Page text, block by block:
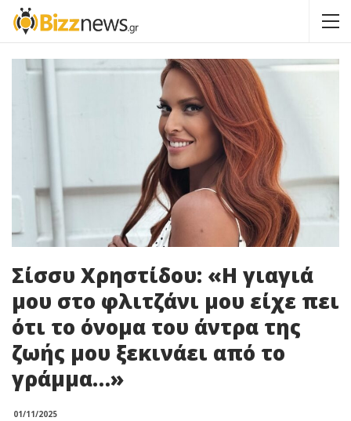
Σίσσυ Χρηστίδου: «Η γιαγιά
μου στο φλιτζάνι μου είχε πει
ότι το όνομα του άντρα της
ζωής μου ξεκινάει από το
γράμμα…»
01/11/2025